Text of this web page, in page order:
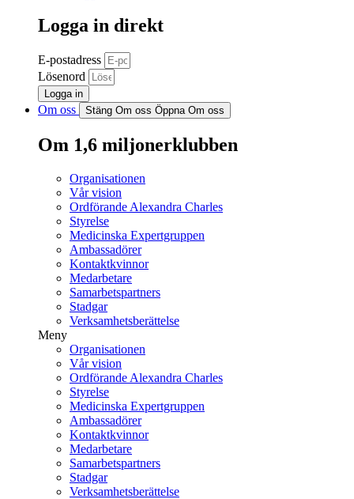
Logga in direkt
E-postadress
Lösenord
Logga in
Om oss Stäng Om oss Öppna Om oss
Om 1,6 miljonerklubben
Organisationen
Vår vision
Ordförande Alexandra Charles
Styrelse
Medicinska Expertgruppen
Ambassadörer
Kontaktkvinnor
Medarbetare
Samarbetspartners
Stadgar
Verksamhetsberättelse
Meny
Organisationen
Vår vision
Ordförande Alexandra Charles
Styrelse
Medicinska Expertgruppen
Ambassadörer
Kontaktkvinnor
Medarbetare
Samarbetspartners
Stadgar
Verksamhetsberättelse